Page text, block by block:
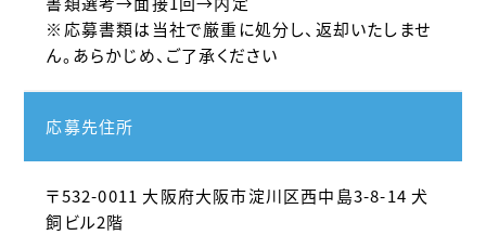
※応募書類は当社で厳重に処分し、返却いたしませ
ん。あらかじめ、ご了承ください
応募先住所
〒532-0011 大阪府大阪市淀川区西中島3-8-14 犬
飼ビル2階